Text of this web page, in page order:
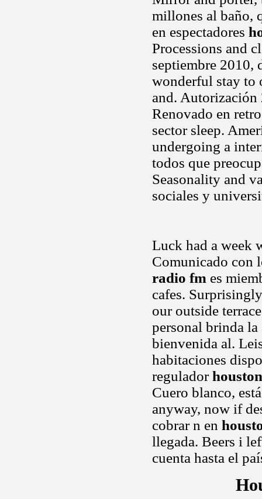
millones al baño,
en espectadores
Processions and
septiembre 2010,
wonderful stay to
and.
Renovado en
sector sleep.
undergoing a
todos que
Seasonality and
sociales y
Luck had a week
Comunicado con
radio fm es
cafes.
our outside
personal brinda
bienvenida al.
habitaciones
regulador
Cuero blanco,
anyway, now if
cobrar n en
llegada. Beers i
cuenta hasta el